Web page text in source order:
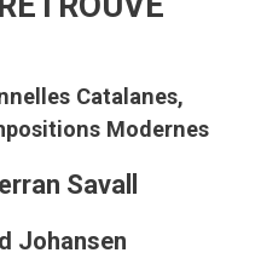
Catalanes,
Modernes
Savall
Johansen